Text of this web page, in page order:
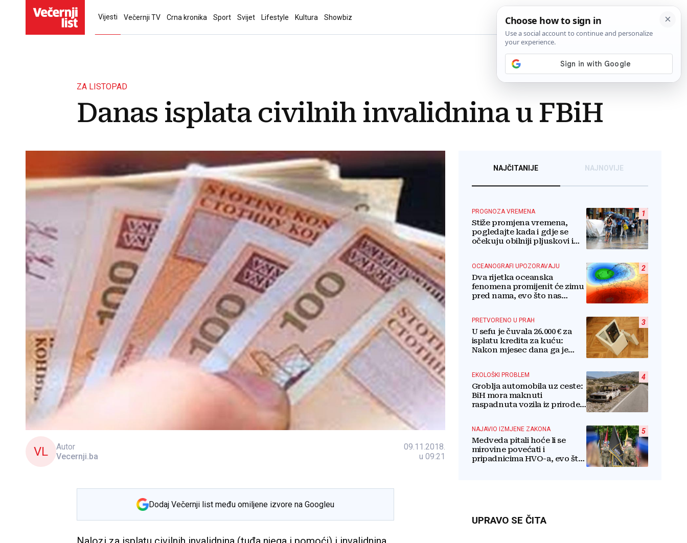
Vijesti Večernji TV Crna kronika Sport Svijet Lifestyle Kultura Showbiz
ZA LISTOPAD
Danas isplata civilnih invalidnina u FBiH
VL
Autor
Vecernji.ba
09.11.2018.
u 09:21
Dodaj Večernji list među omiljene izvore na Googleu
NAJČITANIJE NAJNOVIJE
1
PROGNOZA VREMENA
Stiže promjena vremena,
pogledajte kada i gdje se
očekuju obilniji pljuskovi i
2
OCEANOGRAFI UPOZORAVAJU
Dva rijetka oceanska
fenomena promijenit će zimu
pred nama, evo što nas
3
PRETVORENO U PRAH
U sefu je čuvala 26.000 € za
isplatu kredita za kuću:
Nakon mjesec dana ga je
4
EKOLOŠKI PROBLEM
Groblja automobila uz ceste:
BiH mora maknuti
raspadnuta vozila iz prirode i
5
NAJAVIO IZMJENE ZAKONA
Medveda pitali hoće li se
mirovine povećati i
pripadnicima HVO-a, evo što
UPRAVO SE ČITA